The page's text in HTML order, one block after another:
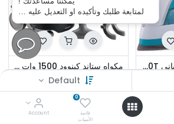
Default
0
قائمة
الأمنيات
Account
مكواه بناسونيك بخار ياباني NI-JW650T
مكواه ستاند كينوود 1500 وات اسود GSP65.500BK
4,300.000
لمتابعة طلبك وتأكيده او التعديل عليه …